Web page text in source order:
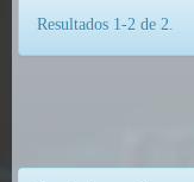
Resultados 1-2 de 2.